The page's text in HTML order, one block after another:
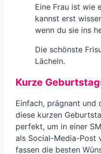
Eine Frau ist wie
kannst erst
wenn du sie ins
Die schönste
Lächeln.
Kurze
Einfach, prägnant und
diese kurzen
perfekt, um in einer
als Social-Media-Post
fassen die besten